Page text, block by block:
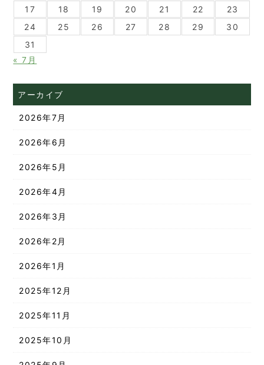
17
18 19 20 21 22
23
24
25 26 27 28 29
30
31
« 7月
アーカイブ
2026年7月
2026年6月
2026年5月
2026年4月
2026年3月
2026年2月
2026年1月
2025年12月
2025年11月
2025年10月